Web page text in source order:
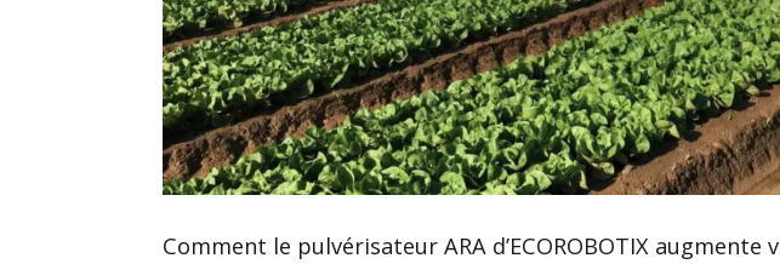
Comment le pulvérisateur ARA d’ECOROBOTIX augmente